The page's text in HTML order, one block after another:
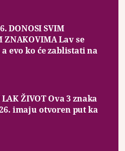
DONOSI SVIM
ZNAKOVIMA Lav se
evo ko će zablistati na
LAK ŽIVOT Ova 3 znaka
imaju otvoren put ka